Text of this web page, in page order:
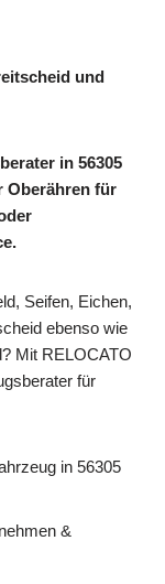
und
in 56305
Oberähren für
Seifen, Eichen,
ebenso wie
Mit RELOCATO
für
in 56305
&